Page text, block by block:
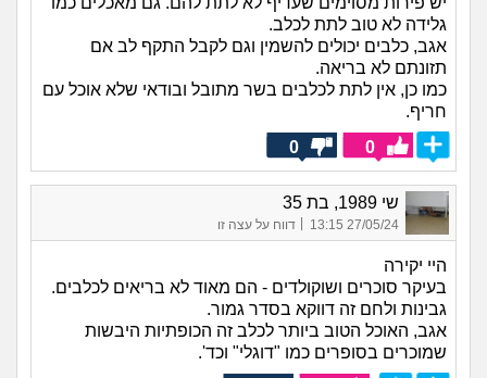
גלידה לא טוב לתת לכלב.
אגב, כלבים יכולים להשמין וגם לקבל התקף לב אם
תזונתם לא בריאה.
כמו כן, אין לתת לכלבים בשר מתובל ובודאי שלא אוכל עם
חריף.
0
0
שי 1989, בת 35
27/05/24 13:15
| דווח על עצה זו
היי יקירה
בעיקר סוכרים ושוקולדים - הם מאוד לא בריאים לכלבים.
גבינות ולחם זה דווקא בסדר גמור.
אגב, האוכל הטוב ביותר לכלב זה הכופתיות היבשות
שמוכרים בסופרים כמו "דוגלי" וכד'.